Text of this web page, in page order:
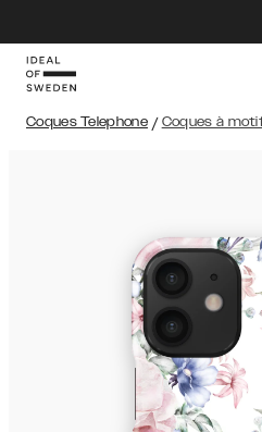
Coques Telephone / Coques à